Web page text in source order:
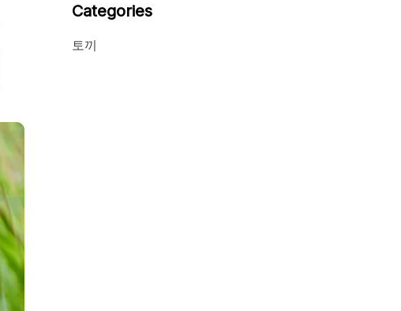
Categories
토끼